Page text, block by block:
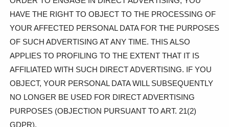
HAVE THE RIGHT TO OBJECT TO THE PROCESSING OF
YOUR AFFECTED PERSONAL DATA FOR THE PURPOSES
OF SUCH ADVERTISING AT ANY TIME. THIS ALSO
APPLIES TO PROFILING TO THE EXTENT THAT IT IS
AFFILIATED WITH SUCH DIRECT ADVERTISING. IF YOU
OBJECT, YOUR PERSONAL DATA WILL SUBSEQUENTLY
NO LONGER BE USED FOR DIRECT ADVERTISING
PURPOSES (OBJECTION PURSUANT TO ART. 21(2)
GDPR).